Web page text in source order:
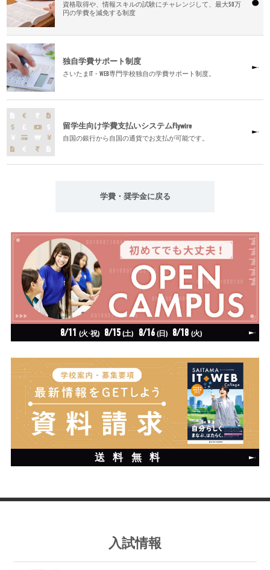
資格取得や、情報スキルの試験にチャレンジして、最大50万
円の学費を減免する制度
独自学費サポート制度
さいたまIT・WEB専門学校独自の学費サポート制度。
留学生向け学費支払いシステムFlywire
自国の銀行から自国の通貨でお支払が可能です。
学費・奨学金に戻る
8/11 (火·祝) 8/15 (土) 8/16 (日) 8/18 (火)
送料無料
入試情報